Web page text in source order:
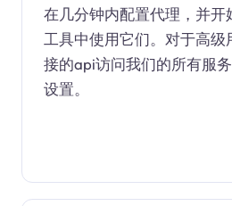
在几分钟内配置代理，并开
工具中使用它们。对于高级
接的api访问我们的所有服
设置。